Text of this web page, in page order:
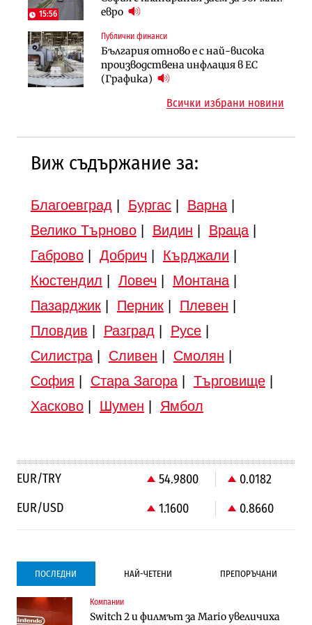
15:56
евро
Публични финанси
България отново е с най-висока
производствена инфлация в ЕС
(Графика)
парцеларния план за
Търново
Градоустройство
Шест кандидата с интерес към
(Графика)
Инфраструктура
Вторият мост над Варненското
езеро става част от бъдещата
магистрала „Черно море“
Всички избрани новини
Виж съдържание за:
Благоевград Бургас| Варна|
Велико Търново| Видин Враца|
Габрово| Добрич Кърджали
Кюстендил
Ловеч Монтана|
Пазарджик| Перник| Плевен
Пловдив
Разград Русе|
Силистра| Сливен Смолян
София
Стара Загора| Търговище|
Хасково| Шумен Ямбол
EUR/TRY 54.9800
0.0182
EUR/USD
1.1600 0.8660
ПОСЛЕДНИ НАЙ-ЧЕТЕНИ ПРЕПОРЪЧАНИ
Компании
Switch 2 и филмът за Mario увеличиха
Градоустройство
Столична община избра изпълнител за
Компании
Vivacom предлага над 150 устройства с